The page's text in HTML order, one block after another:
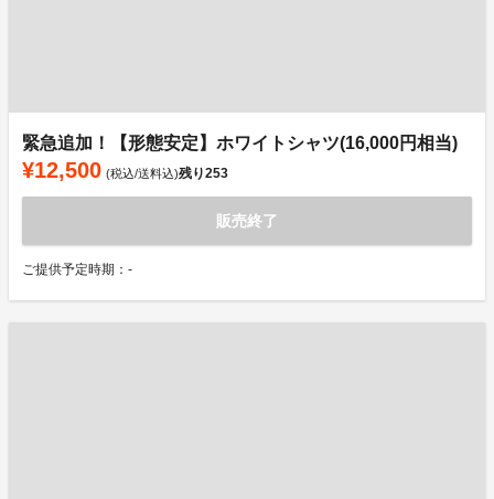
緊急追加！【形態安定】ホワイトシャツ(16,000円相当)
¥12,500 (税込/送料込)残り253
販売終了
ご提供予定時期：-